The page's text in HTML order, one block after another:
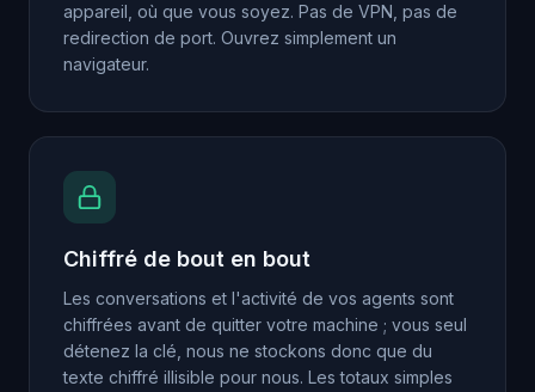
appareil, où que vous soyez. Pas de VPN, pas de
redirection de port. Ouvrez simplement un
navigateur.
Chiffré de bout en bout
Les conversations et l'activité de vos agents sont
chiffrées avant de quitter votre machine ; vous seul
détenez la clé, nous ne stockons donc que du
texte chiffré illisible pour nous. Les totaux simples